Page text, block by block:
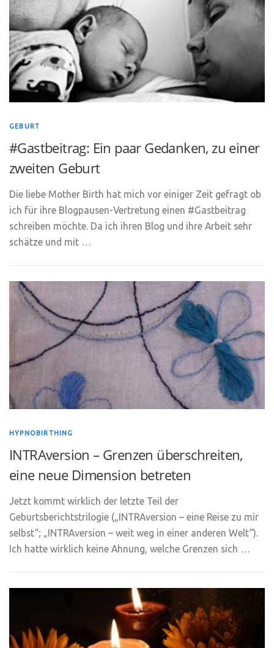
GEBURT
#Gastbeitrag: Ein paar Gedanken, zu einer
zweiten Geburt
Die liebe Mother Birth hat mich vor einiger Zeit gefragt ob
ich für ihre Blogpausen-Vertretung einen #Gastbeitrag
schreiben möchte. Da ich ihren Blog und ihre Arbeit sehr
schätze und mit …
HYPNOBIRTHING
INTRAversion – Grenzen überschreiten,
eine neue Dimension betreten
Jetzt kommt wirklich der letzte Teil der
Geburtsberichtstrilogie („INTRAversion – eine Reise zu mir
selbst“; „INTRAversion – weit weg in einer anderen Welt“).
Ich hatte wirklich keine Ahnung, welche Grenzen sich …